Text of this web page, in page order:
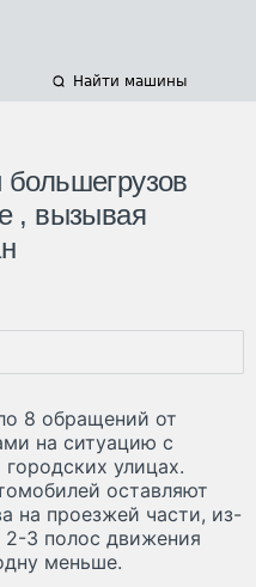
Найти машины
, вызывая
8 обращений от
на ситуацию с
улицах.
оставляют
на проезжей части, из-
2-3 полос движения
меньше.